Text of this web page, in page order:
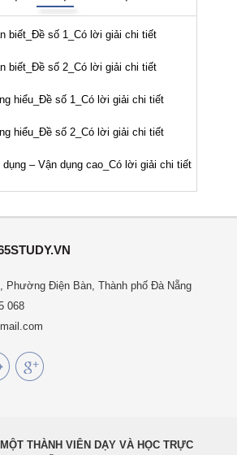
biết_Đề số 1_Có lời giải chi tiết
biết_Đề số 2_Có lời giải chi tiết
hiểu_Đề số 1_Có lời giải chi tiết
hiểu_Đề số 2_Có lời giải chi tiết
– Vận dụng cao_Có lời giải chi tiết
Phường Điện Bàn, Thành phố Đà Nẵng
068
THÀNH VIÊN DẠY VÀ HỌC TRỰC